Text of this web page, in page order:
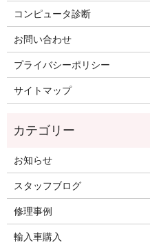
コンピュータ診断
お問い合わせ
プライバシーポリシー
サイトマップ
お知らせ
スタッフブログ
修理事例
輸入車購入